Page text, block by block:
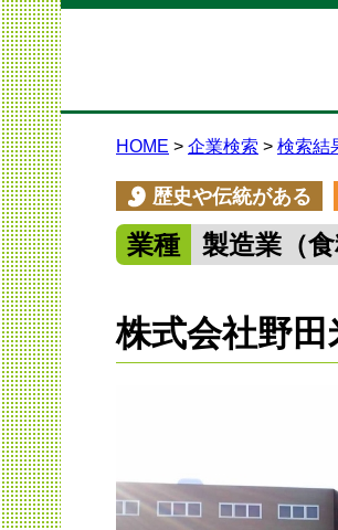
HOME 企業検索 検索結
歴史や伝統がある
業種 製造業（
株式会社野田